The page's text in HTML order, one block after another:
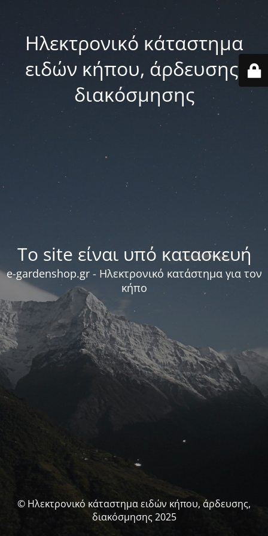
Ηλεκτρονικό κάταστημα
ειδών κήπου, άρδευσης,
διακόσμησης
Το site είναι υπό κατασκευή
e-gardenshop.gr - Ηλεκτρονικό κατάστημα για τον
κήπο
© Ηλεκτρονικό κάταστημα ειδών κήπου, άρδευσης,
διακόσμησης 2025